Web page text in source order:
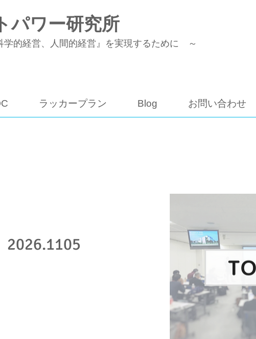
パワー研究所
的経営、人間的経営』を実現するために ～
ラッカープラン Blog お問い合わせ
2026.1105